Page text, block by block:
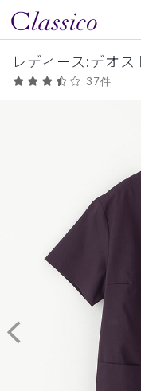
レディース:デオ
37件